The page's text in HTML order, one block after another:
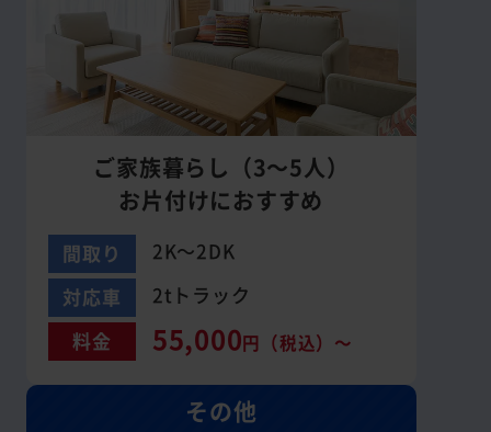
ご家族暮らし（3～5人）
お片付けにおすすめ
間取り
2K～2DK
対応車
2tトラック
料金
55,000円（税込）～
その他